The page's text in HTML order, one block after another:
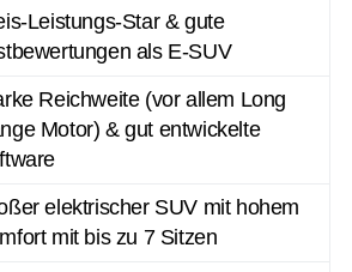
Leistungs-Star & gute
als E-SUV
Reichweite (vor allem Long
Motor) & gut entwickelte
elektrischer SUV mit hohem
mit bis zu 7 Sitzen